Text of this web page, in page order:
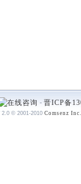
- 晋ICP备
2.0 © 2001-2010 Comsenz Inc.